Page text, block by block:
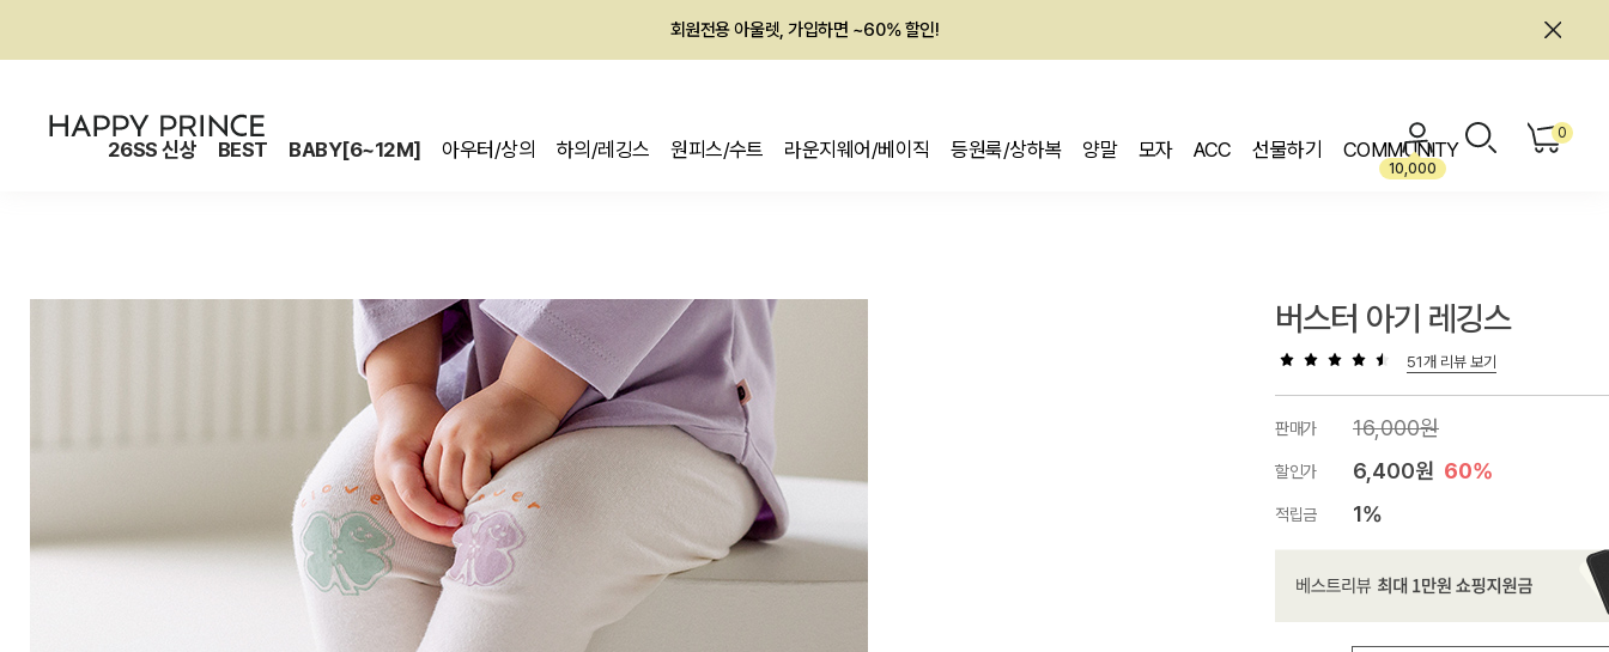
회원전용 아울렛, 가입하면 ~60% 할인!
26SS 신상 BEST BABY[6~12M] 아우터/상의 하의/레깅스 원피스/수트 라운지웨어/베이직 등원룩/상하복 양말 모자 ACC 선물하기 COMMUNITY
10,000
0
버스터 아기 레깅스
51개 리뷰 보기
판매가 16,000원
할인가 6,400원 60%
적립금 1%